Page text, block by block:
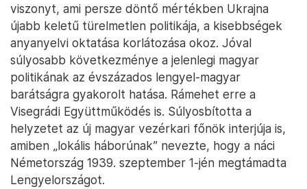
viszonyt, ami persze döntő mértékben Ukrajna
újabb keletű türelmetlen politikája, a kisebbségek
anyanyelvi oktatása korlátozása okoz. Jóval
súlyosabb következménye a jelenlegi magyar
politikának az évszázados lengyel-magyar
barátságra gyakorolt hatása. Rámehet erre a
Visegrádi Együttműködés is. Súlyosbította a
helyzetet az új magyar vezérkari főnök interjúja is,
amiben „lokális háborúnak” nevezte, hogy a náci
Németország 1939. szeptember 1-jén megtámadta
Lengyelországot.